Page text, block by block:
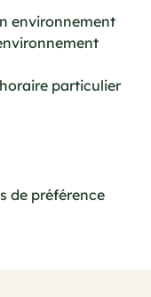
environnement
particulier
de préférence